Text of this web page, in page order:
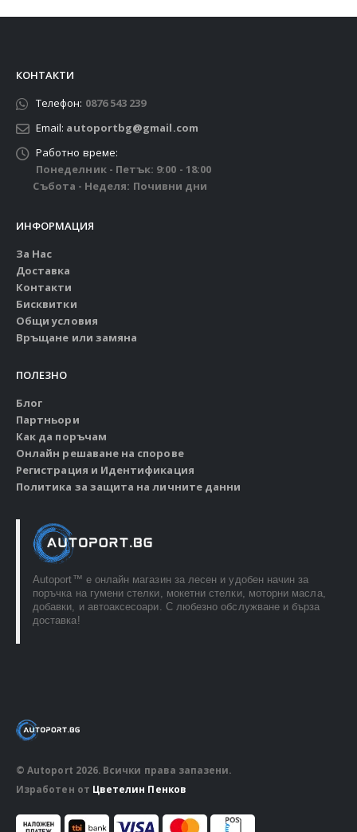
КОНТАКТИ
Телефон: 0876 543 239
Email: autoportbg@gmail.com
Работно време:
Понеделник - Петък: 9:00 - 18:00
Събота - Неделя: Почивни дни
ИНФОРМАЦИЯ
За Нас
Доставка
Контакти
Бисквитки
Общи условия
Връщане или замяна
ПОЛЕЗНО
Блог
Партньори
Как да поръчам
Онлайн решаване на спорове
Регистрация и Идентификация
Политика за защита на личните данни
Autoport™ e онлайн магазин за лесен и удобен начин за
поръчка на гумени стелки, мокетни стелки, моторни масла,
добавки, и автоаксесоари. С любезно обслужване и бърза
доставка!
© Autoport 2026. Всички права запазени.
Изработен от Цветелин Пенков